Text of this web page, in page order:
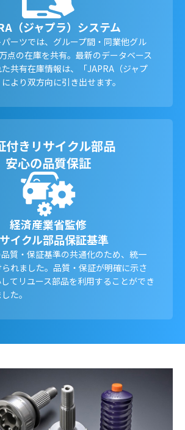
（ジャプラ）システム
ーツでは、グループ間・同業他グル
点の在庫を共有。最新のデータベース
た共有在庫情報は、「JAPRA（ジャプ
より双方向に引き出せます。
付きリサイクル部品
安心の品質保証
経済産業省監修
イクル部品保証基準
質・保証基準の共通化のため、統一
れました。品質・保証が明確に示さ
てリユース部品を利用することができ
た。